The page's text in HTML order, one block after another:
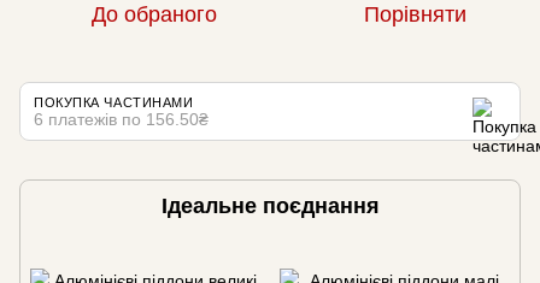
До обраного Порівняти
ПОКУПКА ЧАСТИНАМИ
6 платежів по 156.50₴
Ідеальне поєднання